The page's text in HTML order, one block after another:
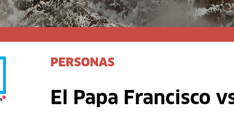
PERSONAS
El Papa Francisco